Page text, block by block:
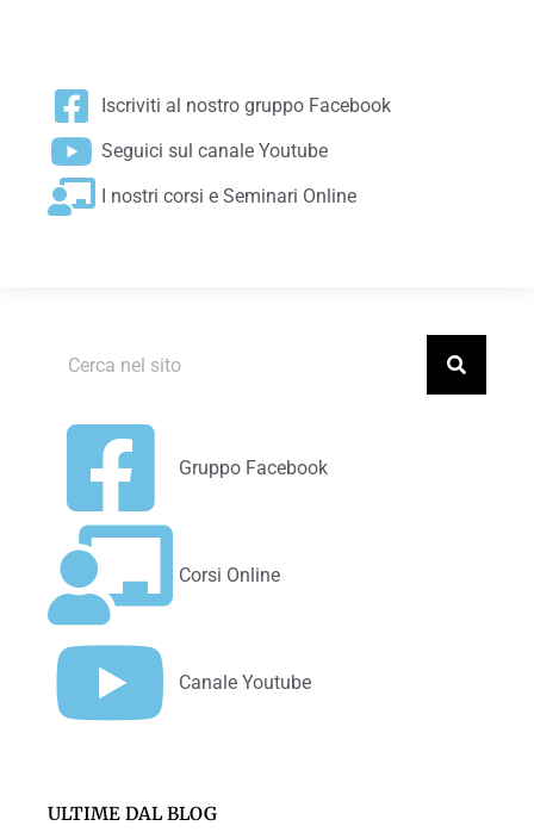
Iscriviti al nostro gruppo Facebook
Seguici sul canale Youtube
I nostri corsi e Seminari Online
Gruppo Facebook
Corsi Online
Canale Youtube
ULTIME DAL BLOG